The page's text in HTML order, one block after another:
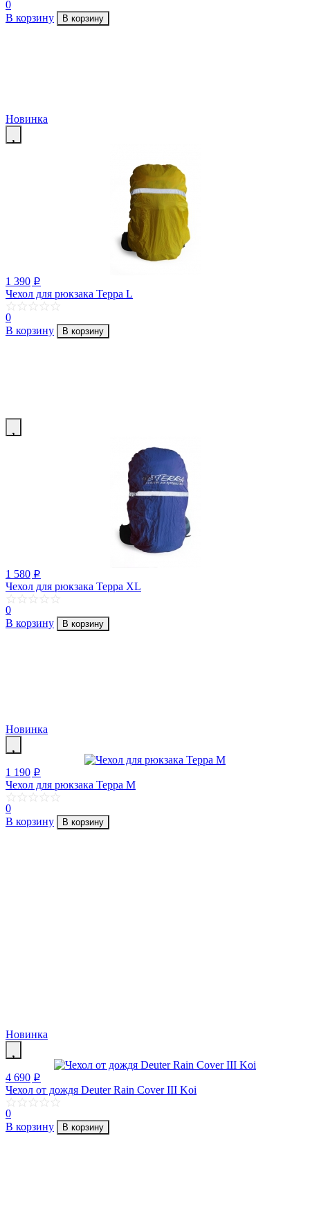
0
В корзину
В корзину
Новинка
1 390 p
Чехол для рюкзака Терра L
0
В корзину
В корзину
1 580 p
Чехол для рюкзака Терра XL
0
В корзину
В корзину
Новинка
1 190 p
Чехол для рюкзака Терра М
0
В корзину
В корзину
Новинка
4 690 p
Чехол от дождя Deuter Rain Cover III Koi
0
В корзину
В корзину